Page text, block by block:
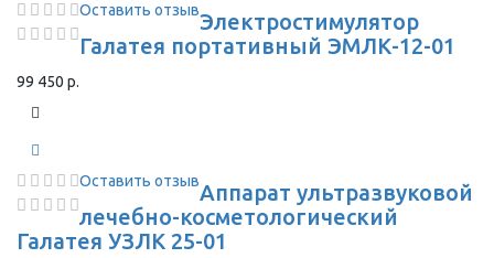
Оставить отзывЭлектростимулятор
Галатея портативный ЭМЛК-12-01
99 450 р.
Оставить отзывАппарат ультразвуковой
лечебно-косметологический
Галатея УЗЛК 25-01